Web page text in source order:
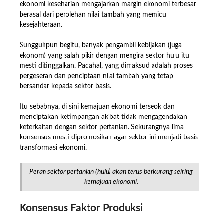
ekonomi keseharian mengajarkan margin ekonomi terbesar
berasal dari perolehan nilai tambah yang memicu
kesejahteraan.
Sungguhpun begitu, banyak pengambil kebijakan (juga
ekonom) yang salah pikir dengan mengira sektor hulu itu
mesti ditinggalkan. Padahal, yang dimaksud adalah proses
pergeseran dan penciptaan nilai tambah yang tetap
bersandar kepada sektor basis.
Itu sebabnya, di sini kemajuan ekonomi terseok dan
menciptakan ketimpangan akibat tidak mengagendakan
keterkaitan dengan sektor pertanian. Sekurangnya lima
konsensus mesti dipromosikan agar sektor ini menjadi basis
transformasi ekonomi.
Peran sektor pertanian (hulu) akan terus berkurang seiring
kemajuan ekonomi.
Konsensus Faktor Produksi